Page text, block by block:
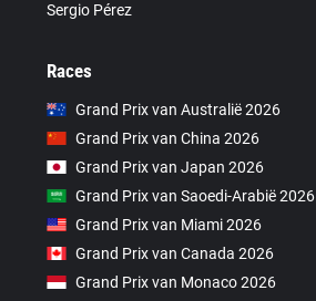
Sergio Pérez
Races
Grand Prix van Australië 2026
Grand Prix van China 2026
Grand Prix van Japan 2026
Grand Prix van Saoedi-Arabië 2026
Grand Prix van Miami 2026
Grand Prix van Canada 2026
Grand Prix van Monaco 2026